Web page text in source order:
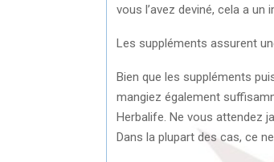
vous l’avez deviné, cela a
Les suppléments assurent
Bien que les suppléments
mangiez également
Herbalife. Ne vous attendez
Dans la plupart des cas, ce